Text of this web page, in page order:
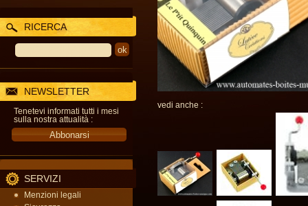
RICERCA
NEWSLETTER
Tenetevi informati tutti i mesi
sulla nostra attualità :
SERVIZI
Menzioni legali
vedi anche :